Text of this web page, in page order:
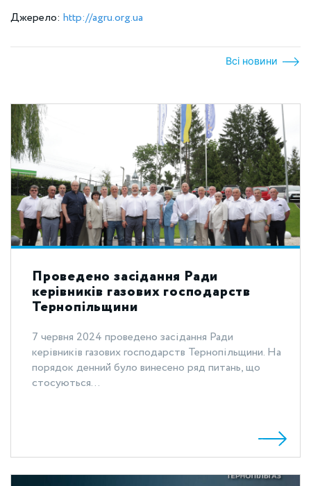
Джерело: http://agru.org.ua
Всі новини
Проведено засідання Ради
керівників газових господарств
Тернопільщини
7 червня 2024 проведено засідання Ради
керівників газових господарств Тернопільщини. На
порядок денний було винесено ряд питань, що
стосуються...